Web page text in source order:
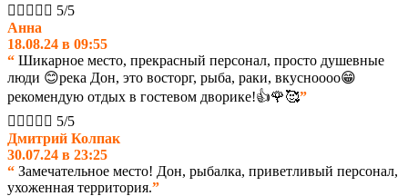
     5/5
Анна
18.08.24 в 09:55
“ Шикарное место, прекрасный персонал, просто душевные
люди 😊река Дон, это восторг, рыба, раки, вкусноооо😁
рекомендую отдых в гостевом дворике!👍🌹🥰”
     5/5
Дмитрий Колпак
30.07.24 в 23:25
“ Замечательное место! Дон, рыбалка, приветливый персонал,
ухоженная территория.”